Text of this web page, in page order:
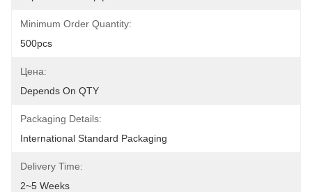
Minimum Order Quantity:
500pcs
Цена:
Depends On QTY
Packaging Details:
International Standard Packaging
Delivery Time:
2~5 Weeks